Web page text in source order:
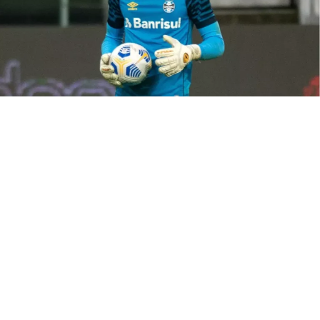
Weverton reassume a meta, enquanto Carlos Vinícius
retorna ao ataque após cumprir suspensão. Além disso,
a defesa terá um novo nome pelo lado esquerdo, já que
Kannemann ficará fora por suspensão. Wagner
Leonardo desponta como favorito, embora Luís Eduardo